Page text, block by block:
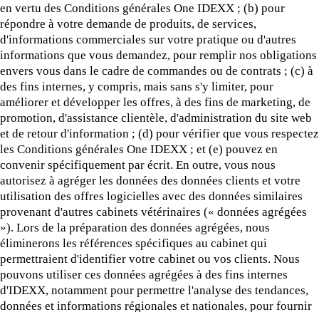
en vertu des Conditions générales One IDEXX ; (b) pour
répondre à votre demande de produits, de services,
d'informations commerciales sur votre pratique ou d'autres
informations que vous demandez, pour remplir nos obligations
envers vous dans le cadre de commandes ou de contrats ; (c) à
des fins internes, y compris, mais sans s'y limiter, pour
améliorer et développer les offres, à des fins de marketing, de
promotion, d'assistance clientèle, d'administration du site web
et de retour d'information ; (d) pour vérifier que vous respectez
les Conditions générales One IDEXX ; et (e) pouvez en
convenir spécifiquement par écrit. En outre, vous nous
autorisez à agréger les données des données clients et votre
utilisation des offres logicielles avec des données similaires
provenant d'autres cabinets vétérinaires (« données agrégées
»). Lors de la préparation des données agrégées, nous
éliminerons les références spécifiques au cabinet qui
permettraient d'identifier votre cabinet ou vos clients. Nous
pouvons utiliser ces données agrégées à des fins internes
d'IDEXX, notamment pour permettre l'analyse des tendances,
données et informations régionales et nationales, pour fournir